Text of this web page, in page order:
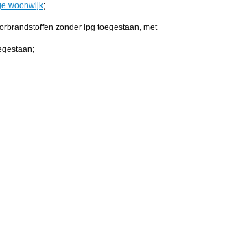
woonwijk;
zonder lpg toegestaan, met